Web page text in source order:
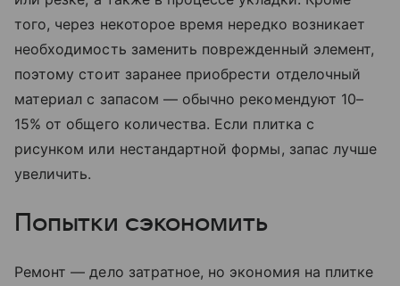
того, через некоторое время нередко возникает
необходимость заменить поврежденный элемент,
поэтому стоит заранее приобрести отделочный
материал с запасом — обычно рекомендуют 10–
15% от общего количества. Если плитка с
рисунком или нестандартной формы, запас лучше
увеличить.
Попытки сэкономить
Ремонт — дело затратное, но экономия на плитке